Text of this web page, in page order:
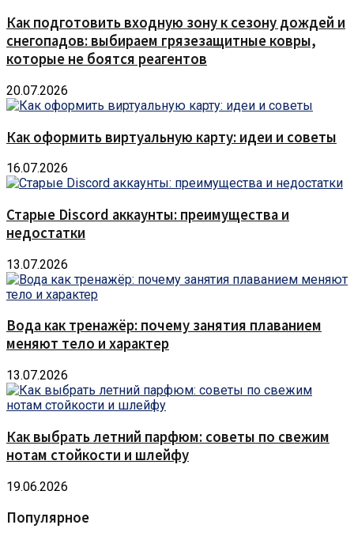
Как подготовить входную зону к сезону дождей и
снегопадов: выбираем грязезащитные ковры,
которые не боятся реагентов
20.07.2026
Как оформить виртуальную карту: идеи и советы
16.07.2026
Старые Discord аккаунты: преимущества и
недостатки
13.07.2026
Вода как тренажёр: почему занятия плаванием
меняют тело и характер
13.07.2026
Как выбрать летний парфюм: советы по свежим
нотам стойкости и шлейфу
19.06.2026
Популярное